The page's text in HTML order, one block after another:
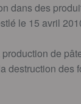
dans des
le 15 avril
de
destruction des